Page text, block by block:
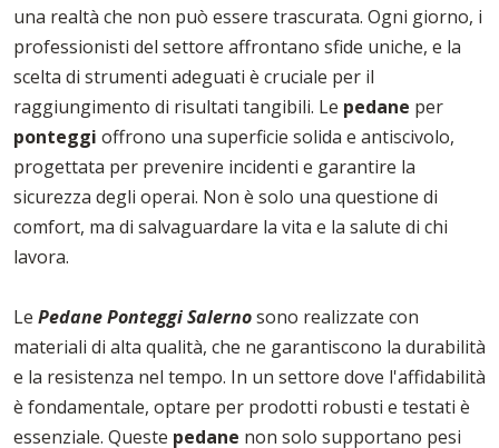
una realtà che non può essere trascurata. Ogni giorno, i
professionisti del settore affrontano sfide uniche, e la
scelta di strumenti adeguati è cruciale per il
raggiungimento di risultati tangibili. Le pedane per
ponteggi offrono una superficie solida e antiscivolo,
progettata per prevenire incidenti e garantire la
sicurezza degli operai. Non è solo una questione di
comfort, ma di salvaguardare la vita e la salute di chi
lavora.
Le Pedane Ponteggi Salernosono realizzate con
materiali di alta qualità, che ne garantiscono la durabilità
e la resistenza nel tempo. In un settore dove l'affidabilità
è fondamentale, optare per prodotti robusti e testati è
essenziale. Queste pedane non solo supportano pesi